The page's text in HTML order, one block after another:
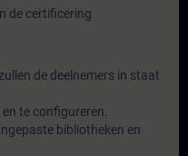
de certificering
de deelnemers in staat
te configureren.
bibliotheken en